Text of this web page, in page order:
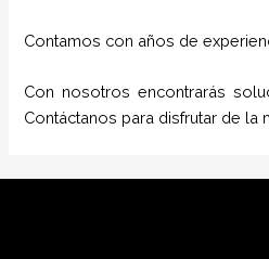
Contamos con años de
Con nosotros encontrarás
Contáctanos para disfrutar de la